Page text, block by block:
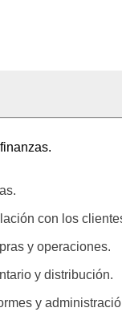
con los
y operaciones.
y distribución.
y